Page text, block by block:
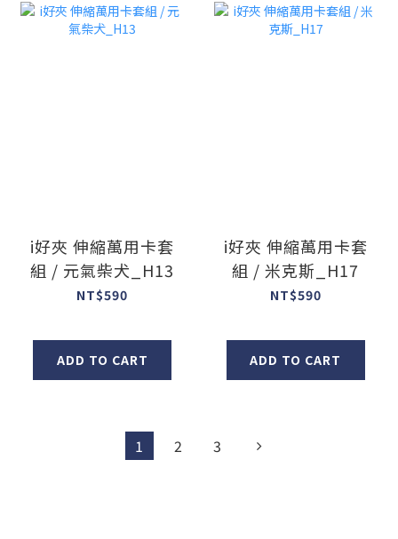
i好夾 伸縮萬用卡套
組 / 元氣柴犬_H13
NT$590
ADD TO CART
i好夾 伸縮萬用卡套
組 / 米克斯_H17
NT$590
ADD TO CART
1 2 3